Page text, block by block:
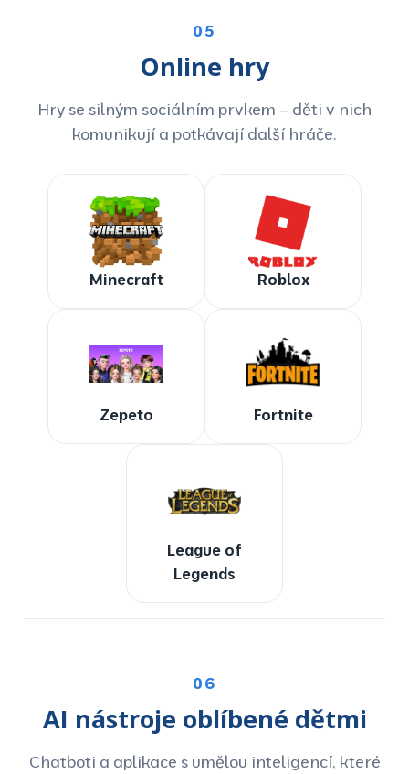
05
Online hry
Hry se silným sociálním prvkem – děti v nich
komunikují a potkávají další hráče.
Minecraft Roblox
Zepeto Fortnite
League of
Legends
06
AI nástroje oblíbené dětmi
Chatboti a aplikace s umělou inteligencí, které